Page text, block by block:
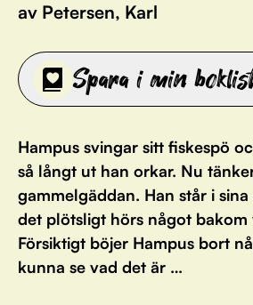
av Petersen, Karl
Spara i min
Hampus svingar sitt fiskespö
så långt ut han orkar. Nu
gammelgäddan. Han står i
det plötsligt hörs något bakom
Försiktigt böjer Hampus bort
kunna se vad det är …